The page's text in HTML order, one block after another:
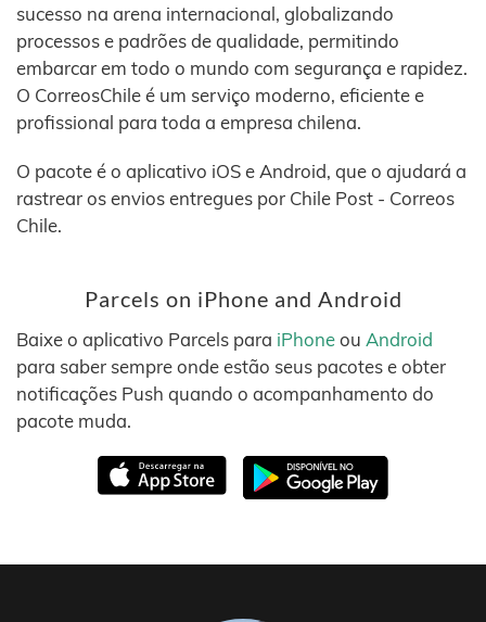
sucesso na arena internacional, globalizando
processos e padrões de qualidade, permitindo
embarcar em todo o mundo com segurança e rapidez.
O CorreosChile é um serviço moderno, eficiente e
profissional para toda a empresa chilena.
O pacote é o aplicativo iOS e Android, que o ajudará a
rastrear os envios entregues por Chile Post - Correos
Chile.
Parcels on iPhone and Android
Baixe o aplicativo Parcels para iPhoneou Android
para saber sempre onde estão seus pacotes e obter
notificações Push quando o acompanhamento do
pacote muda.